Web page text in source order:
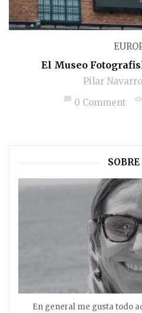
El Museo
Pilar Navarro
chat_bubble 0 Comment visibility
En general me gusta todo